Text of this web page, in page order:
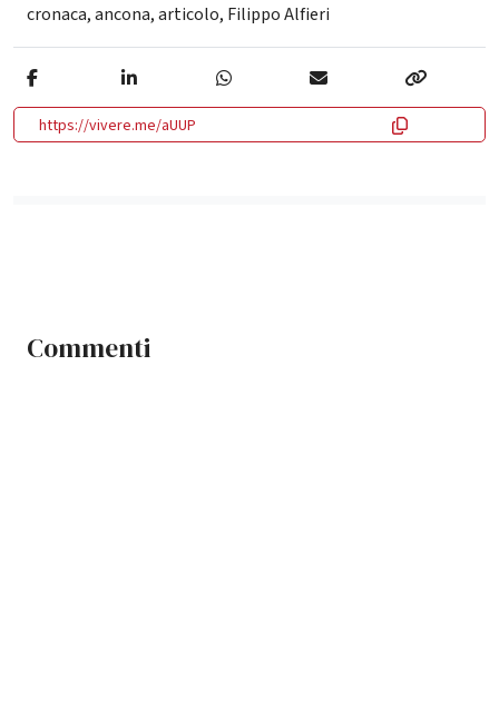
cronaca,ancona,articolo, Filippo Alfieri
https://vivere.me/aUUP
Commenti